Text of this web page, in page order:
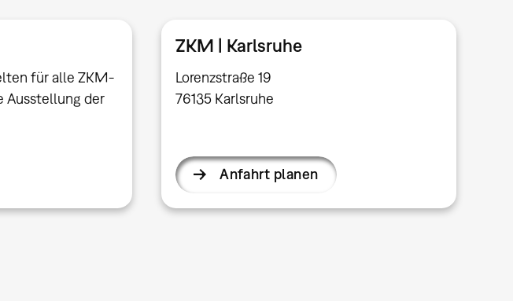
für alle ZKM-
Ausstellung der
ZKM | Karlsruhe
Lorenzstraße 19
76135 Karlsruhe
Anfahrt planen